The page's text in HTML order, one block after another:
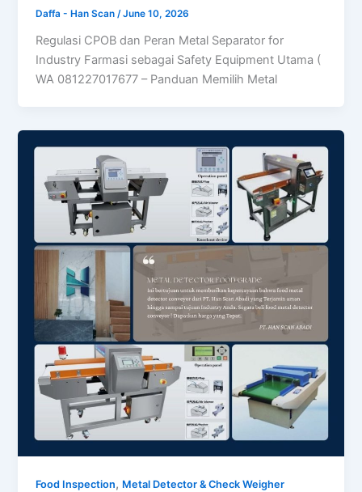
Daffa - Han Scan /June 10, 2026
Regulasi CPOB dan Peran Metal Separator for
Industry Farmasi sebagai Safety Equipment Utama (
WA 081227017677 – Panduan Memilih Metal
Food Inspection, Metal Detector & Check Weigher